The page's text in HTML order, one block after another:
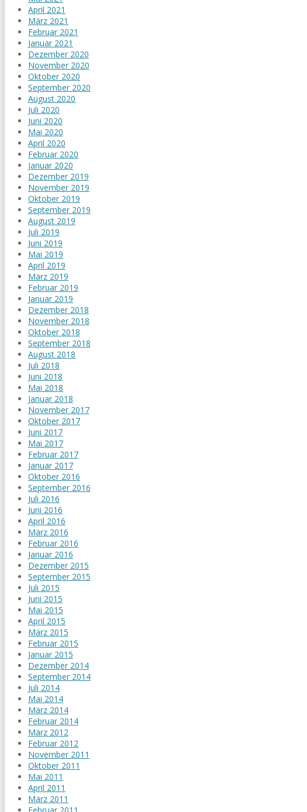
April 2021
März 2021
Februar 2021
Januar 2021
Dezember 2020
November 2020
Oktober 2020
September 2020
August 2020
Juli 2020
Juni 2020
Mai 2020
April 2020
Februar 2020
Januar 2020
Dezember 2019
November 2019
Oktober 2019
September 2019
August 2019
Juli 2019
Juni 2019
Mai 2019
April 2019
März 2019
Februar 2019
Januar 2019
Dezember 2018
November 2018
Oktober 2018
September 2018
August 2018
Juli 2018
Juni 2018
Mai 2018
Januar 2018
November 2017
Oktober 2017
Juni 2017
Mai 2017
Februar 2017
Januar 2017
Oktober 2016
September 2016
Juli 2016
Juni 2016
April 2016
März 2016
Februar 2016
Januar 2016
Dezember 2015
September 2015
Juli 2015
Juni 2015
Mai 2015
April 2015
März 2015
Februar 2015
Januar 2015
Dezember 2014
September 2014
Juli 2014
Mai 2014
März 2014
Februar 2014
März 2012
Februar 2012
November 2011
Oktober 2011
Mai 2011
April 2011
März 2011